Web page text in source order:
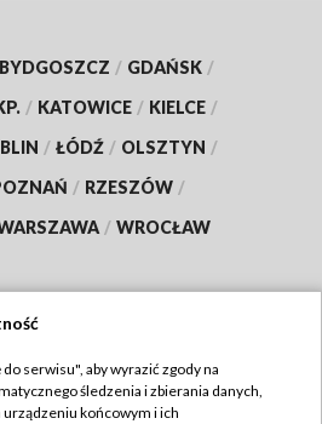
BYDGOSZCZ / GDAŃSK /
/ KATOWICE / KIELCE /
/ ŁÓDŹ / OLSZTYN /
/ RZESZÓW /
/ WROCŁAW
TVP
serwisu", aby wyrazić zgody na
śledzenia i zbierania danych,
końcowym i ich